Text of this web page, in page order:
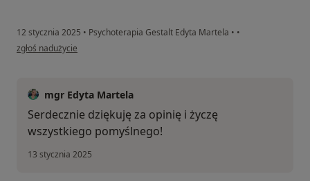
12 stycznia 2025 • Psychoterapia Gestalt Edyta Martela • •
w opinii użytkownika MM
zgłoś nadużycie
mgr Edyta Martela
Serdecznie dziękuję za opinię i życzę
wszystkiego pomyślnego!
13 stycznia 2025